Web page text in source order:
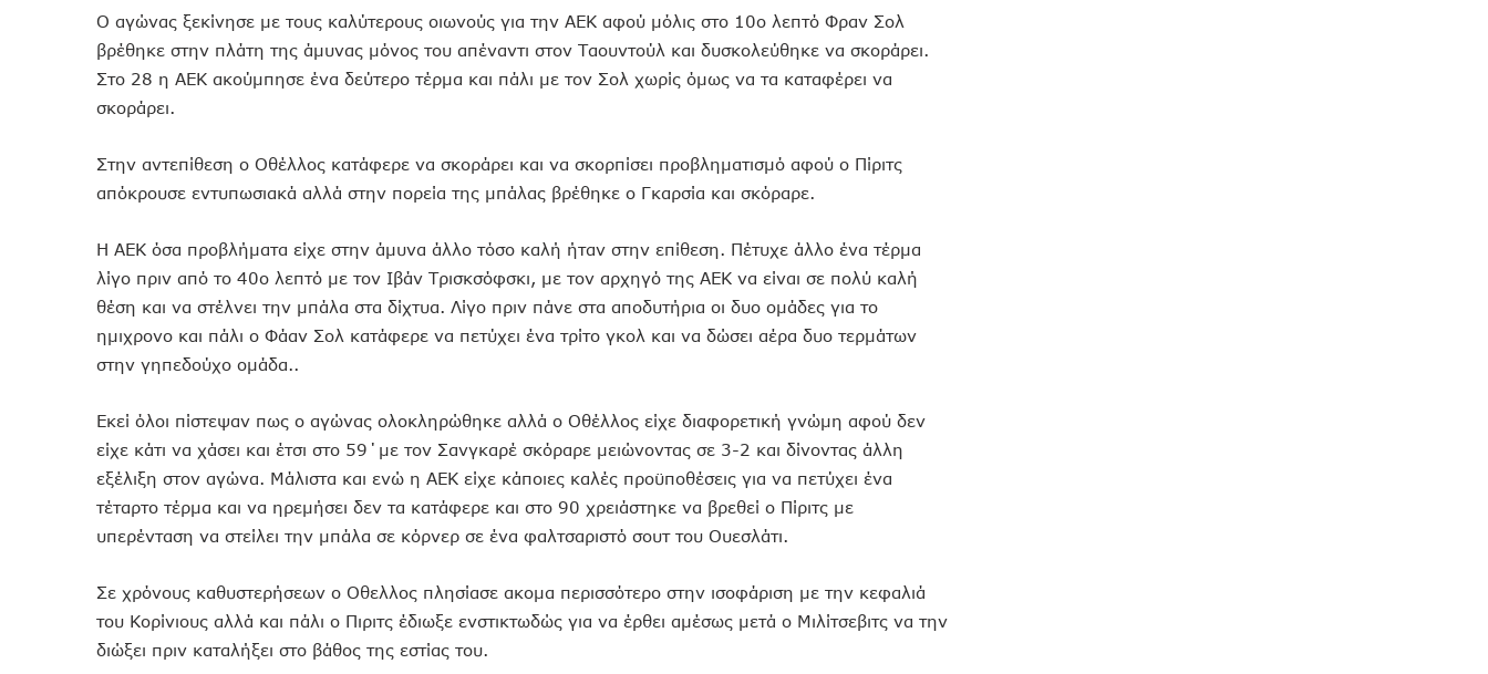
Ο αγώνας ξεκίνησε με τους καλύτερους οιωνούς για την ΑΕΚ αφού μόλις στο 10ο λεπτό Φραν Σολ
βρέθηκε στην πλάτη της άμυνας μόνος του απέναντι στον Ταουντούλ και δυσκολεύθηκε να σκοράρει.
Στο 28 η ΑΕΚ ακούμπησε ένα δεύτερο τέρμα και πάλι με τον Σολ χωρίς όμως να τα καταφέρει να
σκοράρει.
Στην αντεπίθεση ο Οθέλλος κατάφερε να σκοράρει και να σκορπίσει προβληματισμό αφού ο Πίριτς
απόκρουσε εντυπωσιακά αλλά στην πορεία της μπάλας βρέθηκε ο Γκαρσία και σκόραρε.
Η ΑΕΚ όσα προβλήματα είχε στην άμυνα άλλο τόσο καλή ήταν στην επίθεση. Πέτυχε άλλο ένα τέρμα
λίγο πριν από το 40ο λεπτό με τον Ιβάν Τρισκσόφσκι, με τον αρχηγό της ΑΕΚ να είναι σε πολύ καλή
θέση και να στέλνει την μπάλα στα δίχτυα. Λίγο πριν πάνε στα αποδυτήρια οι δυο ομάδες για το
ημιχρονο και πάλι ο Φάαν Σολ κατάφερε να πετύχει ένα τρίτο γκολ και να δώσει αέρα δυο τερμάτων
στην γηπεδούχο ομάδα..
Εκεί όλοι πίστεψαν πως ο αγώνας ολοκληρώθηκε αλλά ο Οθέλλος είχε διαφορετική γνώμη αφού δεν
είχε κάτι να χάσει και έτσι στο 59΄με τον Σανγκαρέ σκόραρε μειώνοντας σε 3-2 και δίνοντας άλλη
εξέλιξη στον αγώνα. Μάλιστα και ενώ η ΑΕΚ είχε κάποιες καλές προϋποθέσεις για να πετύχει ένα
τέταρτο τέρμα και να ηρεμήσει δεν τα κατάφερε και στο 90 χρειάστηκε να βρεθεί ο Πίριτς με
υπερένταση να στείλει την μπάλα σε κόρνερ σε ένα φαλτσαριστό σουτ του Ουεσλάτι.
Σε χρόνους καθυστερήσεων ο Οθελλος πλησίασε ακομα περισσότερο στην ισοφάριση με την κεφαλιά
του Κορίνιους αλλά και πάλι ο Πιριτς έδιωξε ενστικτωδώς για να έρθει αμέσως μετά ο Μιλίτσεβιτς να την
διώξει πριν καταλήξει στο βάθος της εστίας του.